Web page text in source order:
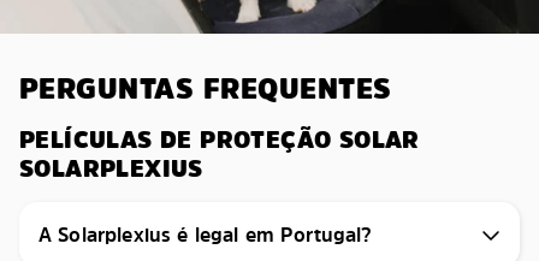
PERGUNTAS FREQUENTES
PELÍCULAS DE PROTEÇÃO SOLAR
SOLARPLEXIUS
A Solarplexius é legal em Portugal?